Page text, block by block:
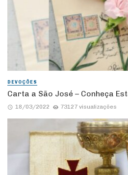
DEVOÇÕES
Carta a São José – Conheça
18/03/2022 73127 visualizações